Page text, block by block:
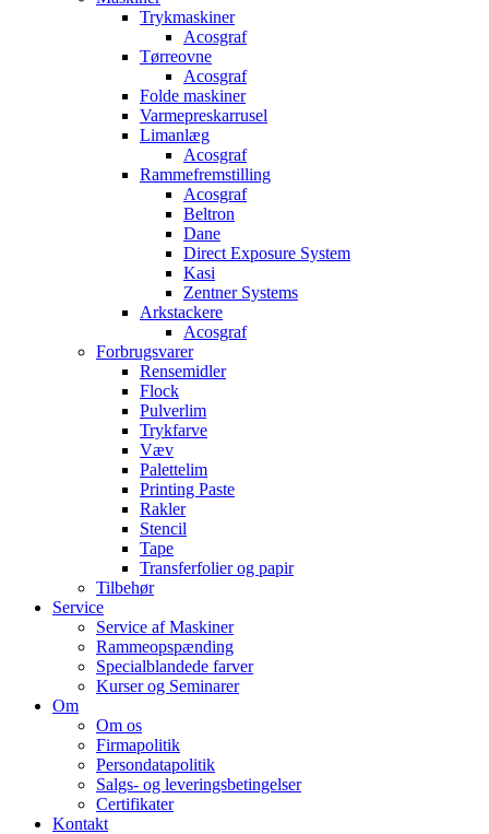
Trykmaskiner
Acosgraf
Tørreovne
Acosgraf
Folde maskiner
Varmepreskarrusel
Limanlæg
Acosgraf
Rammefremstilling
Acosgraf
Beltron
Dane
Direct Exposure System
Kasi
Zentner Systems
Arkstackere
Acosgraf
Forbrugsvarer
Rensemidler
Flock
Pulverlim
Trykfarve
Væv
Palettelim
Printing Paste
Rakler
Stencil
Tape
Transferfolier og papir
Tilbehør
Service
Service af Maskiner
Rammeopspænding
Specialblandede farver
Kurser og Seminarer
Om
Om os
Firmapolitik
Persondatapolitik
Salgs- og leveringsbetingelser
Certifikater
Kontakt